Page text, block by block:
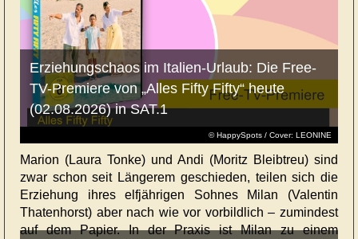
© HappySpots / Cover: LEONINE
Erziehungschaos im Italien-Urlaub: Die Free-
TV-Premiere von „Alles Fifty Fifty“ heute
(02.08.2026) in SAT.1
Marion (Laura Tonke) und Andi (Moritz Bleibtreu) sind
zwar schon seit Längerem geschieden, teilen sich die
Erziehung ihres elfjährigen Sohnes Milan (Valentin
Thatenhorst) aber nach wie vor vorbildlich – zumindest
auf dem Papier. In der Praxis ist Milan zu einem